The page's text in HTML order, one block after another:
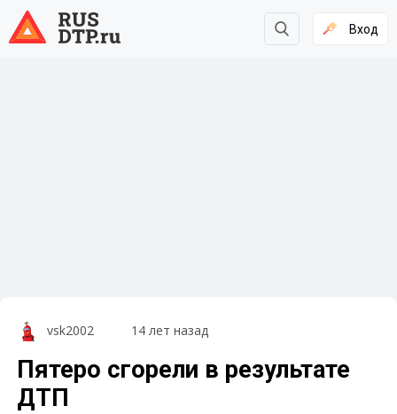
Вход
vsk2002 14 лет назад
Пятеро сгорели в результате
ДТП